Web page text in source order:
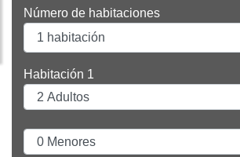
Número de habitaciones
Habitación 1